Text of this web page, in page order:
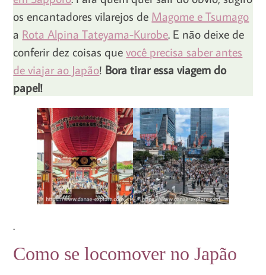
os encantadores vilarejos de Magome e Tsumago
a Rota Alpina Tateyama-Kurobe. E não deixe de
conferir dez coisas quevocê precisa saber antes
de viajar ao Japão! Bora tirar essa viagem do
papel!
.
Como se locomover no Japão